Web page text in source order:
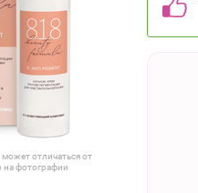
отличаться от
на фотографии